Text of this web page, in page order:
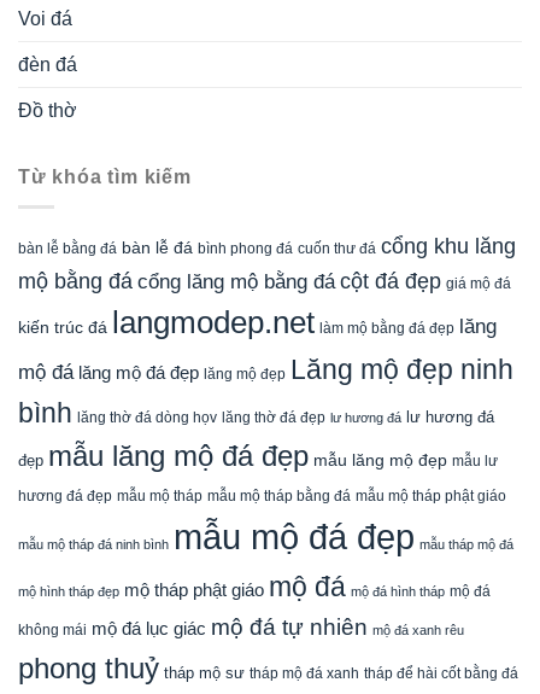
Voi đá
đèn đá
Đồ thờ
Từ khóa tìm kiếm
bàn lễ bằng đá bàn lễ đá bình phong đá cuốn thư đá cổng khu lăng
mộ bằng đá cổng lăng mộ bằng đá cột đá đẹp giá mộ đá
kiến trúc đá langmodep.net làm mộ bằng đá đẹp lăng
mộ đá lăng mộ đá đẹp lăng mộ đẹp Lăng mộ đẹp ninh
bình lăng thờ đá dòng họv lăng thờ đá đẹp lư hương đá lư hương đá
đẹp mẫu lăng mộ đá đẹp mẫu lăng mộ đẹp mẫu lư
hương đá đẹp mẫu mộ tháp mẫu mộ tháp bằng đá mẫu mộ tháp phật giáo
mẫu mộ tháp đá ninh bình mẫu mộ đá đẹp mẫu tháp mộ đá
mộ hình tháp đẹp mộ tháp phật giáo mộ đá mộ đá hình tháp mộ đá
không mái mộ đá lục giác mộ đá tự nhiên mộ đá xanh rêu
phong thuỷ tháp mộ sư tháp mộ đá xanh tháp để hài cốt bằng đá